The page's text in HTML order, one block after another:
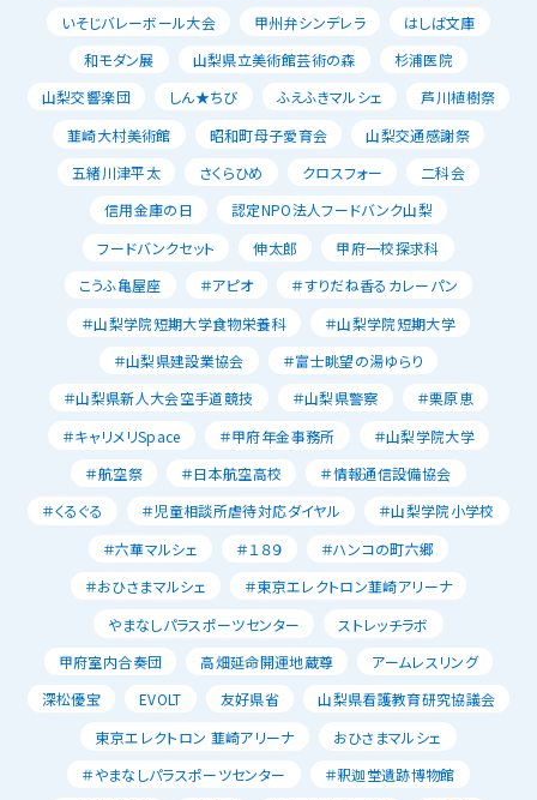
いそじバレーボール大会
甲州弁シンデレラ
はしば文庫
和モダン展
山梨県立美術館芸術の森
杉浦医院
山梨交響楽団
しん★ちび ふえふきマルシェ
芦川植樹祭
韮崎大村美術館
昭和町母子愛育会
山梨交通感謝祭
五緒川津平太
さくらひめ クロスフォー
二科会
信用金庫の日
認定NPO法人フードバンク山梨
フードバンクセット
伸太郎
甲府一校探求科
こうふ亀屋座
＃アピオ
＃すりだね香るカレーパン
＃山梨学院短期大学食物栄養科
＃山梨学院短期大学
＃山梨県建設業協会
＃富士眺望の湯ゆらり
＃山梨県新人大会空手道競技
＃山梨県警察
＃栗原恵
＃キャリメリSpace
＃甲府年金事務所
＃山梨学院大学
＃航空祭
＃日本航空高校
＃情報通信設備協会
＃くるぐる
＃児童相談所虐待対応ダイヤル
＃山梨学院小学校
＃六華マルシェ
＃１８９
＃ハンコの町六郷
＃おひさまマルシェ
＃東京エレクトロン韮崎アリーナ
やまなしパラスポーツセンター
ストレッチラボ
甲府室内合奏団
高畑延命開運地蔵尊
アームレスリング
深松優宝
EVOLT 友好県省
山梨県看護教育研究協議会
東京エレクトロン 韮崎アリーナ
おひさまマルシェ
＃やまなしパラスポーツセンター
＃釈迦堂遺跡博物館